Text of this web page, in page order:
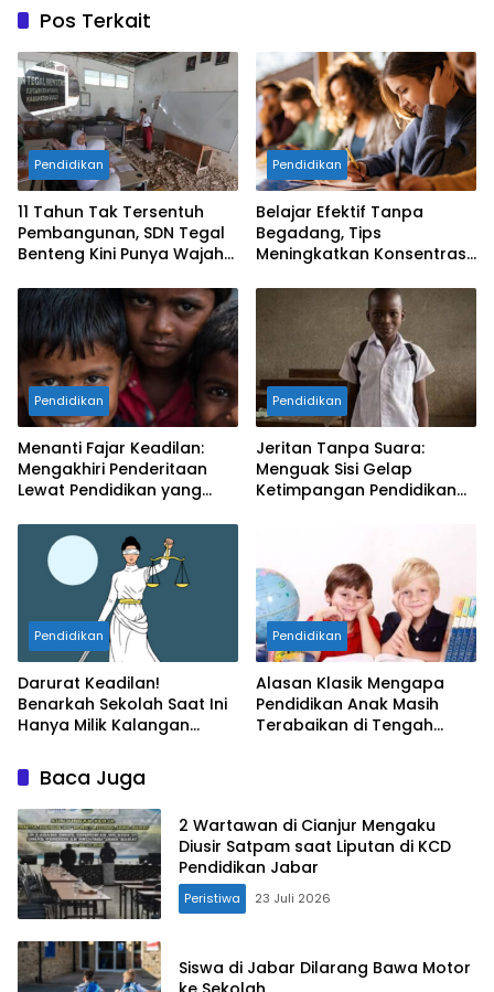
Pos Terkait
Pendidikan
​11 Tahun Tak Tersentuh
Pembangunan, SDN Tegal
Benteng Kini Punya Wajah
Kepemimpinan Rudy-Jaro
Pendidikan
Belajar Efektif Tanpa
Begadang, Tips
Meningkatkan Konsentrasi
Mahasiswa
Pendidikan
Menanti Fajar Keadilan:
Mengakhiri Penderitaan
Lewat Pendidikan yang
Pendidikan
Jeritan Tanpa Suara:
Menguak Sisi Gelap
Ketimpangan Pendidikan
Pendidikan
Darurat Keadilan!
Benarkah Sekolah Saat Ini
Hanya Milik Kalangan
Pendidikan
Alasan Klasik Mengapa
Pendidikan Anak Masih
Terabaikan di Tengah
Baca Juga
2 Wartawan di Cianjur Mengaku
Diusir Satpam saat Liputan di KCD
Pendidikan Jabar
Peristiwa 23 Juli 2026
Siswa di Jabar Dilarang Bawa Motor